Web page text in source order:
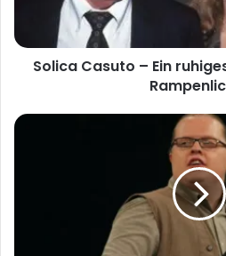
Rampenlichts
Solica Casuto – Ein
Angelo